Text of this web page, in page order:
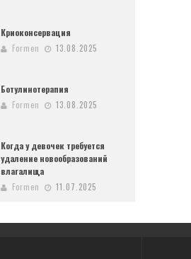
Криоконсервация
Formen 13.08.2025
Ботулинотерапия
Formen 13.08.2025
Когда у девочек требуется
удаление новообразований
влагалища
Formen 11.07.2025